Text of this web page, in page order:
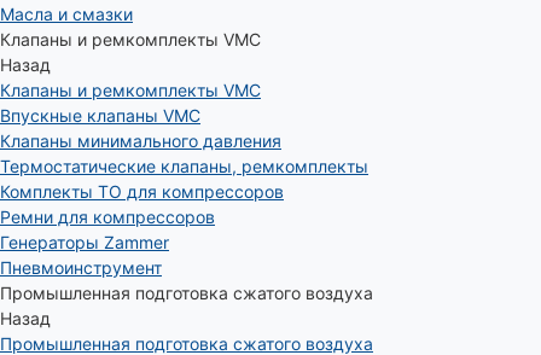
Масла и смазки
Клапаны и ремкомплекты VMC
Назад
Клапаны и ремкомплекты VMC
Впускные клапаны VMC
Клапаны минимального давления
Термостатические клапаны, ремкомплекты
Комплекты ТО для компрессоров
Ремни для компрессоров
Генераторы Zammer
Пневмоинструмент
Промышленная подготовка сжатого воздуха
Назад
Промышленная подготовка сжатого воздуха